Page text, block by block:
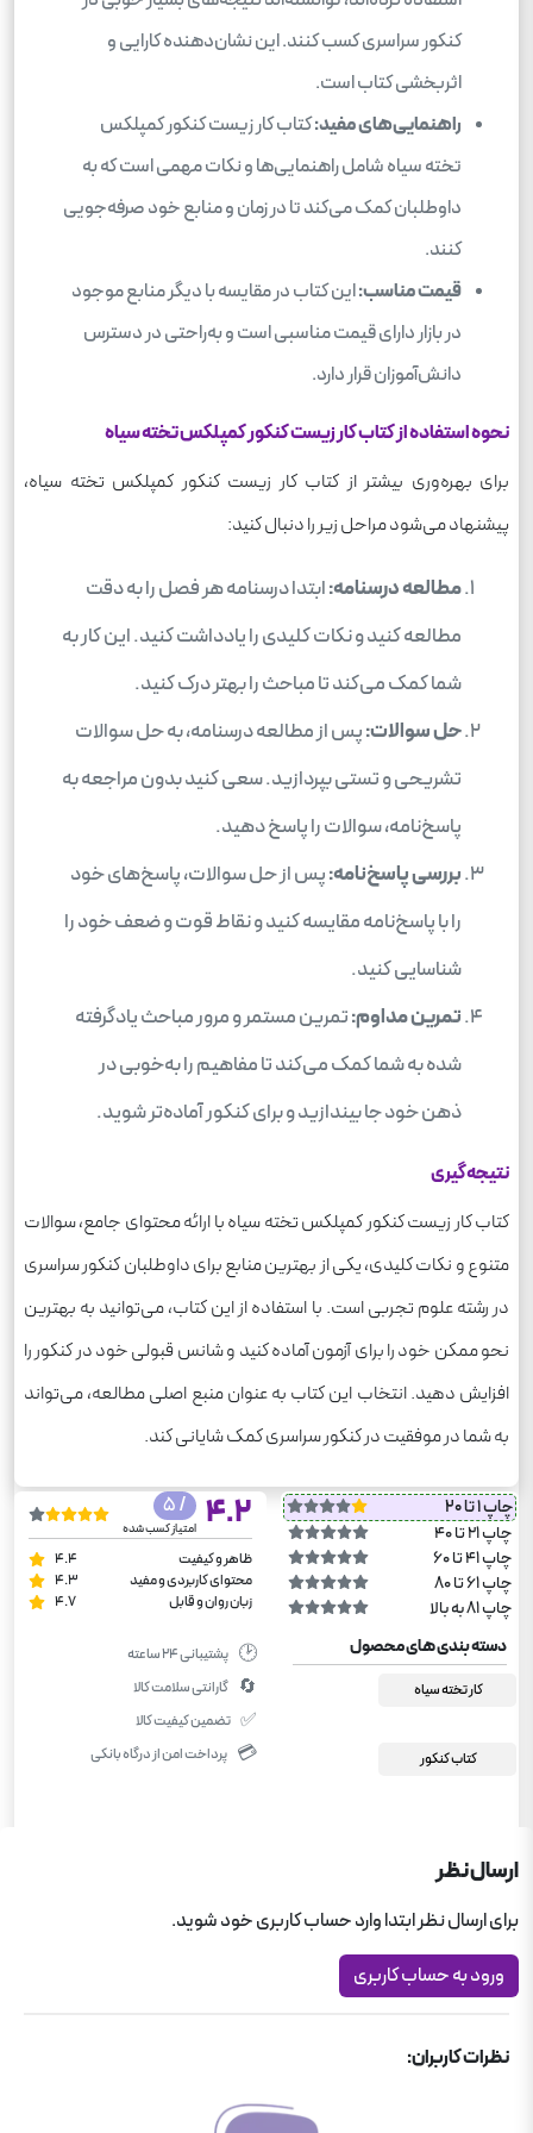
کنکور سراسری کسب کنند. این نشان‌دهنده کارایی و
اثربخشی کتاب است.
راهنمایی‌های مفید:کتاب کار زیست کنکور کمپلکس
تخته سیاه شامل راهنمایی‌ها و نکات مهمی است که به
داوطلبان کمک می‌کند تا در زمان و منابع خود صرفه‌جویی
کنند.
قیمت مناسب:این کتاب در مقایسه با دیگر منابع موجود
در بازار دارای قیمت مناسبی است و به‌راحتی در دسترس
دانش‌آموزان قرار دارد.
نحوه استفاده از کتاب کار زیست کنکور کمپلکس تخته سیاه
برای بهره‌وری بیشتر از کتاب کار زیست کنکور کمپلکس تخته سیاه،
پیشنهاد می‌شود مراحل زیر را دنبال کنید:
مطالعه درسنامه:ابتدا درسنامه هر فصل را به دقت
مطالعه کنید و نکات کلیدی را یادداشت کنید. این کار به
شما کمک می‌کند تا مباحث را بهتر درک کنید.
حل سوالات:پس از مطالعه درسنامه، به حل سوالات
تشریحی و تستی بپردازید. سعی کنید بدون مراجعه به
پاسخ‌نامه، سوالات را پاسخ دهید.
بررسی پاسخ‌نامه:پس از حل سوالات، پاسخ‌های خود
را با پاسخ‌نامه مقایسه کنید و نقاط قوت و ضعف خود را
شناسایی کنید.
تمرین مداوم:تمرین مستمر و مرور مباحث یادگرفته
شده به شما کمک می‌کند تا مفاهیم را به‌خوبی در
ذهن خود جا بیندازید و برای کنکور آماده‌تر شوید.
نتیجه‌گیری
کتاب کار زیست کنکور کمپلکس تخته سیاه با ارائه محتوای جامع، سوالات
متنوع و نکات کلیدی، یکی از بهترین منابع برای داوطلبان کنکور سراسری
در رشته علوم تجربی است. با استفاده از این کتاب، می‌توانید به بهترین
نحو ممکن خود را برای آزمون آماده کنید و شانس قبولی خود در کنکور را
افزایش دهید. انتخاب این کتاب به عنوان منبع اصلی مطالعه، می‌تواند
به شما در موفقیت در کنکور سراسری کمک شایانی کند.
چاپ 1 تا 20
چاپ 21 تا 40
چاپ 41 تا 60
چاپ 61 تا 80
چاپ 81 به بالا
4.2
/ 5
امتیاز کسب شده
ظاهر و کیفیت
4.4
محتوای کاربردی و مفید
4.3
زبان روان و قابل
4.7
دسته بندی های محصول
کار تخته سیاه
کتاب کنکور
🕑 پشتیبانی ۲۴ ساعته
🔄 گارانتی سلامت کالا
✅ تضمین کیفیت کالا
💳 پرداخت امن از درگاه بانکی
ارسال نظر
برای ارسال نظر ابتدا وارد حساب کاربری خود شوید.
ورود به حساب کاربری
نظرات کاربران: